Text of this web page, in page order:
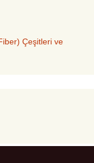
Çeşitleri ve